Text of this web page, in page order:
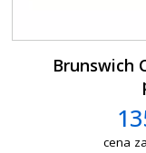
Brunswich
cena